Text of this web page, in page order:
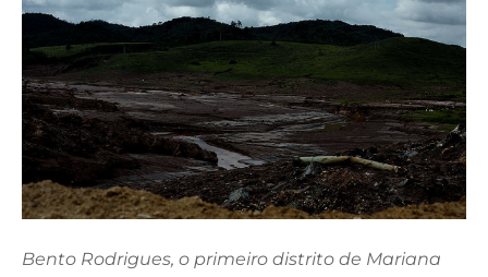
Bento Rodrigues, o primeiro distrito de Mariana